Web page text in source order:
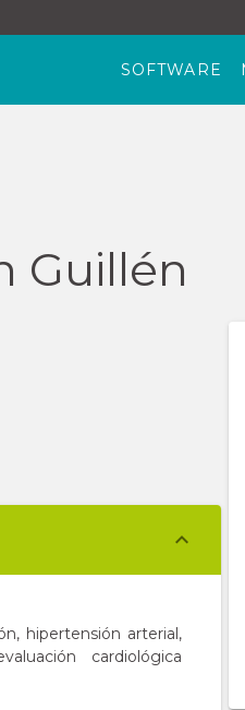
SOFTWARE
Guillén
hipertensión arterial,
cardiológica